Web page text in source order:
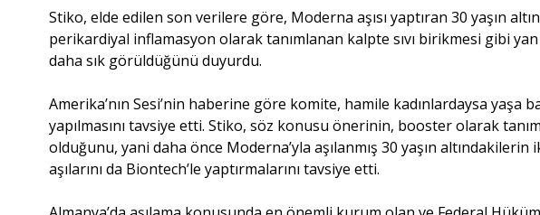
Stiko, elde edilen son verilere göre, Moderna aşısı yaptıran 30 yaşın
perikardiyal inflamasyon olarak tanımlanan kalpte sıvı birikmesi gibi
daha sık görüldüğünü duyurdu.
Amerika’nın Sesi’nin haberine göre komite, hamile kadınlardaysa yaşa
yapılmasını tavsiye etti. Stiko, söz konusu önerinin, booster olarak
olduğunu, yani daha önce Moderna’yla aşılanmış 30 yaşın
aşılarını da Biontech’le yaptırmalarını tavsiye etti.